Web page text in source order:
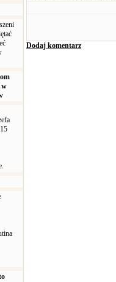
w
Dodaj komentarz